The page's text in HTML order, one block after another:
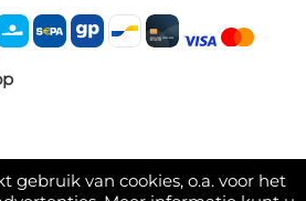
gebruik van cookies, o.a. voor het